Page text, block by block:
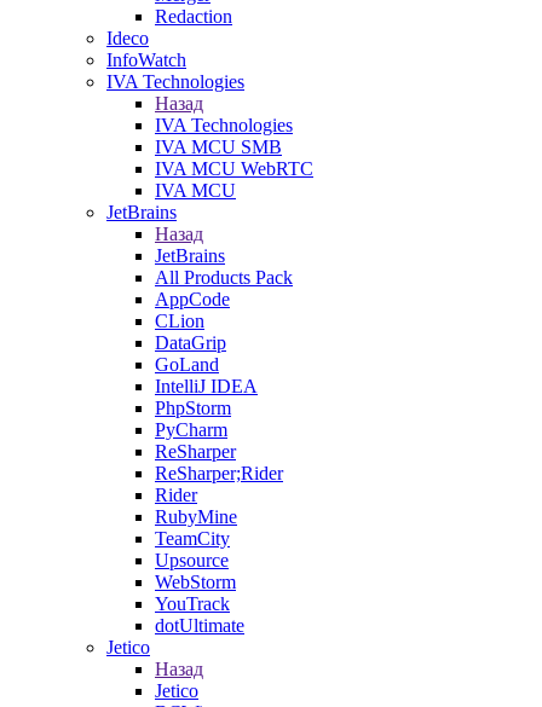
Redaction
Ideco
InfoWatch
IVA Technologies
Назад
IVA Technologies
IVA MCU SMB
IVA MCU WebRTC
IVA MCU
JetBrains
Назад
JetBrains
All Products Pack
AppCode
CLion
DataGrip
GoLand
IntelliJ IDEA
PhpStorm
PyCharm
ReSharper
ReSharper;Rider
Rider
RubyMine
TeamCity
Upsource
WebStorm
YouTrack
dotUltimate
Jetico
Назад
Jetico